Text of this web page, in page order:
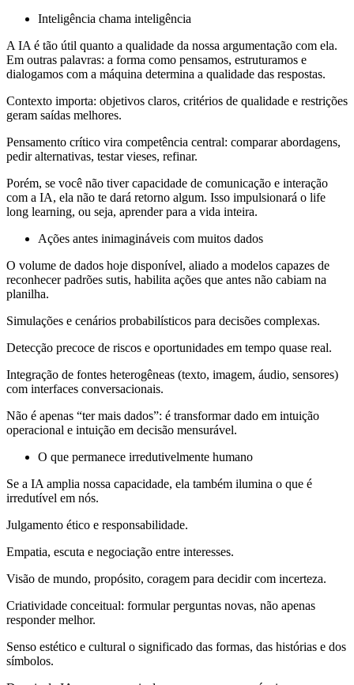
Inteligência chama inteligência
A IA é tão útil quanto a qualidade da nossa argumentação com ela.
Em outras palavras: a forma como pensamos, estruturamos e
dialogamos com a máquina determina a qualidade das respostas.
Contexto importa: objetivos claros, critérios de qualidade e restrições
geram saídas melhores.
Pensamento crítico vira competência central: comparar abordagens,
pedir alternativas, testar vieses, refinar.
Porém, se você não tiver capacidade de comunicação e interação
com a IA, ela não te dará retorno algum. Isso impulsionará o life
long learning, ou seja, aprender para a vida inteira.
Ações antes inimagináveis com muitos dados
O volume de dados hoje disponível, aliado a modelos capazes de
reconhecer padrões sutis, habilita ações que antes não cabiam na
planilha.
Simulações e cenários probabilísticos para decisões complexas.
Detecção precoce de riscos e oportunidades em tempo quase real.
Integração de fontes heterogêneas (texto, imagem, áudio, sensores)
com interfaces conversacionais.
Não é apenas “ter mais dados”: é transformar dado em intuição
operacional e intuição em decisão mensurável.
O que permanece irredutivelmente humano
Se a IA amplia nossa capacidade, ela também ilumina o que é
irredutível em nós.
Julgamento ético e responsabilidade.
Empatia, escuta e negociação entre interesses.
Visão de mundo, propósito, coragem para decidir com incerteza.
Criatividade conceitual: formular perguntas novas, não apenas
responder melhor.
Senso estético e cultural o significado das formas, das histórias e dos
símbolos.